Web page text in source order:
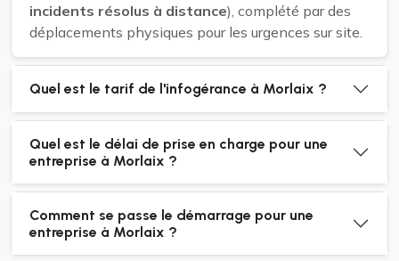
incidents résolus à distance), complété par des
déplacements physiques pour les urgences sur site.
Quel est le tarif de l'infogérance à Morlaix ?
Quel est le délai de prise en charge pour une
entreprise à Morlaix ?
Comment se passe le démarrage pour une
entreprise à Morlaix ?